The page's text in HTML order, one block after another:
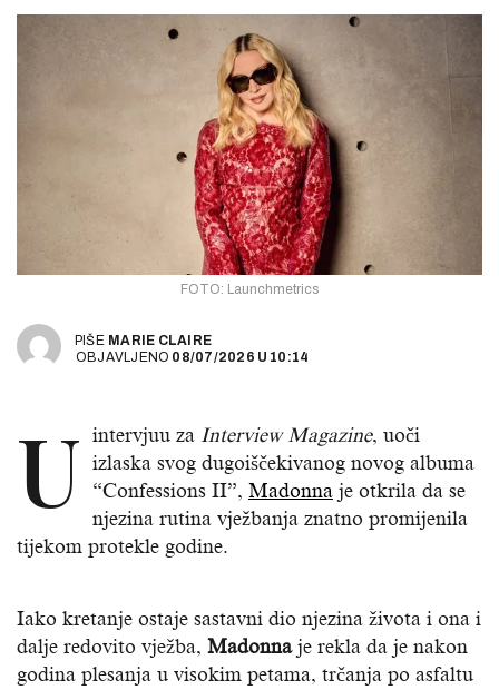
FOTO: Launchmetrics
PIŠE MARIE CLAIRE
OBJAVLJENO 08/07/2026 U 10:14
U intervjuu za Interview Magazine, uoči
izlaska svog dugoiščekivanog novog albuma
“Confessions II”, Madonna je otkrila da se
njezina rutina vježbanja znatno promijenila
tijekom protekle godine.
Iako kretanje ostaje sastavni dio njezina života i ona i
dalje redovito vježba, Madonnaje rekla da je nakon
godina plesanja u visokim petama, trčanja po asfaltu